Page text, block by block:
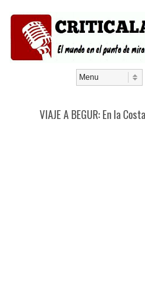
VIAJE A BEGUR: En la